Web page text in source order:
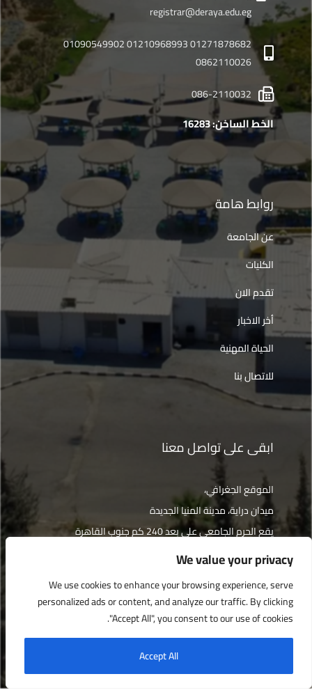
We value your privacy
We use cookies to enhance your browsing experience, serve
personalized ads or content, and analyze our traffic. By clicking
"Accept All", you consent to our use of cookies.
Accept All
registrar@deraya.edu.eg
01271878682 01210968993 01090549902
0862110026
086-2110032
الخط الساخن: 16283
روابط هامة
عن الجامعة
الكليات
تقدم الان
أخر الاخبار
الحياة المهنية
للاتصال بنا
ابقى على تواصل معنا
الموقع الجغرافي،
ميدان دراية، مدينة المنيا الجديدة
يقع الحرم الجامعي على بعد 240 كم جنوب القاهرة
الإتجاهات
جميع الحقوق محفوظة © جامعة دراية 2022